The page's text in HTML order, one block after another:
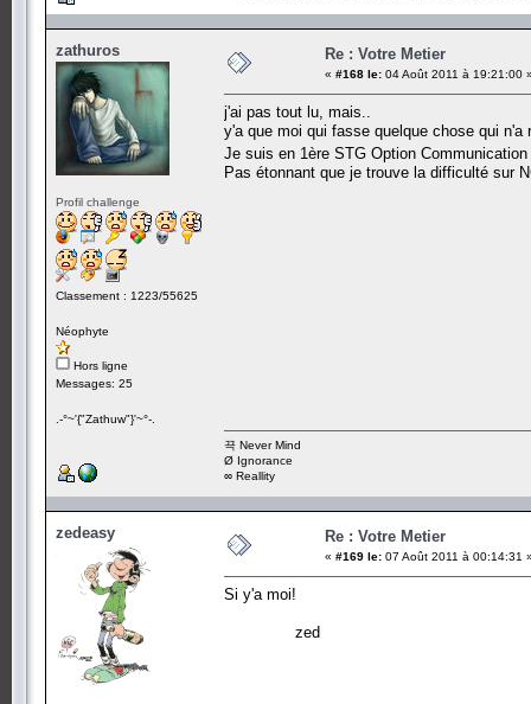
zathuros
Profil challenge
Classement : 1223/55625
Néophyte
Hors ligne
Messages: 25
.-°~'{"Zathuw"}'~°-.
Re : Votre Metier
« #168 le: 04 Août 2011 à 19:21:00
j'ai pas tout lu, mais..
y'a que moi qui fasse quelque chose qui
Je suis en 1ère STG Option
Pas étonnant que je trouve la difficulté sur
끅 Never Mind
Ø Ignorance
∞ Reallity
zedeasy Re : Votre Metier
« #169 le: 07 Août 2011 à 00:14:31
Si y'a moi!
zed